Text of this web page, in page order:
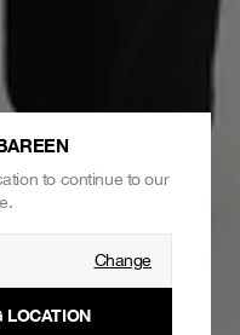
to continue to our
Change
LOCATION